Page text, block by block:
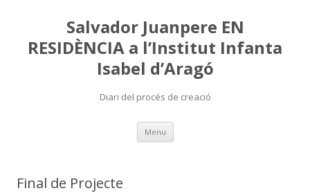
Salvador Juanpere EN
RESIDÈNCIA a l’Institut Infanta
Isabel d’Aragó
Diari del procés de creació
Menu Skip
content
Final de Projecte